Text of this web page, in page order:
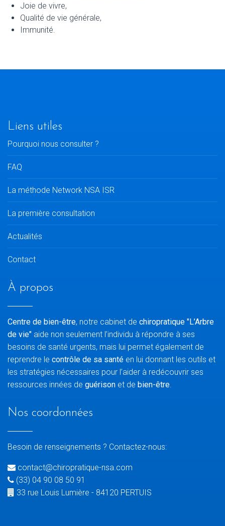
Joie de vivre,
Qualité de vie générale,
Immunité.
Liens utiles
Pourquoi nous consulter ?
FAQ
La méthode Network NSA ISR
La première consultation
Actualités
Contact
À propos
Centre de bien-être, notre cabinet de chiropratique "L’Arbre
de vie" aide non seulement l’individu à répondre à ses
besoins de santé urgents, mais lui permet également de
reprendre le contrôle de sa santé en lui donnant les outils et
les stratégies nécessaires pour l’aider à redécouvrir ses
ressources innées de guérison et de bien-être.
Nos coordonnées
Besoin de renseignements ? Contactez-nous:
contact@chiropratique-nsa.com
(33) 04 90 08 50 91
33 rue Louis Lumière - 84120 PERTUIS